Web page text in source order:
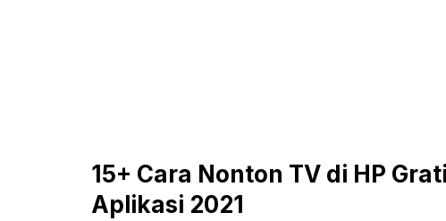
15+ Cara Nonton TV di HP
Aplikasi 2021